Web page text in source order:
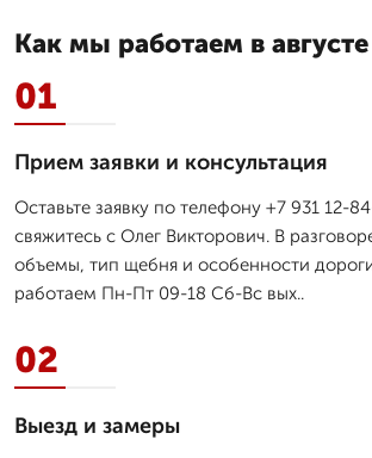
Как мы работаем в
01
Прием заявки и консультация
Оставьте заявку по телефону +7 931 12-
свяжитесь с Олег Викторович. В
объемы, тип щебня и особенности
работаем Пн-Пт 09-18 Сб-Вс вых..
02
Выезд и замеры